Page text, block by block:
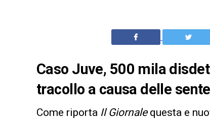
Caso Juve, 500 mila
tracollo a causa delle
Come riporta Il Giornalequesta e